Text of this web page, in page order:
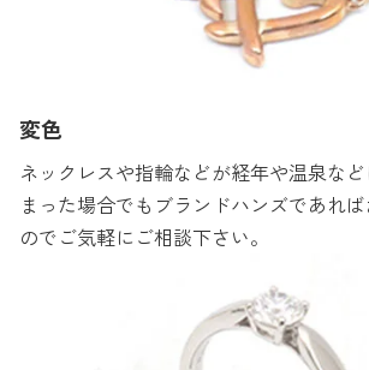
変色
ネックレスや指輪などが経年や温泉な
まった場合でもブランドハンズであれ
のでご気軽にご相談下さい。